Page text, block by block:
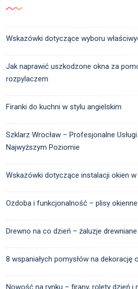
Wskazówki dotyczące wyboru
Jak naprawić uszkodzone okna za
rozpylaczem
Firanki do kuchni w stylu angielskim
Szklarz Wrocław – Profesjonalne
Najwyższym Poziomie
Wskazówki dotyczące instalacji okien
Ozdoba i funkcjonalność – plisy
Drewno na co dzień – żaluzje
8 wspaniałych pomysłów na dekorację
Nowość na rynku – firany, rolety dzień i